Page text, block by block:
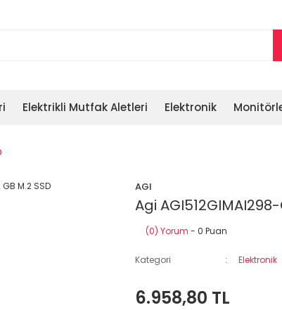
Elektrikli Mutfak Aletleri Elektronik
AGI
Agi
(0) Yorum - 0 Puan
Kategori Elektronik
6.958,80 TL